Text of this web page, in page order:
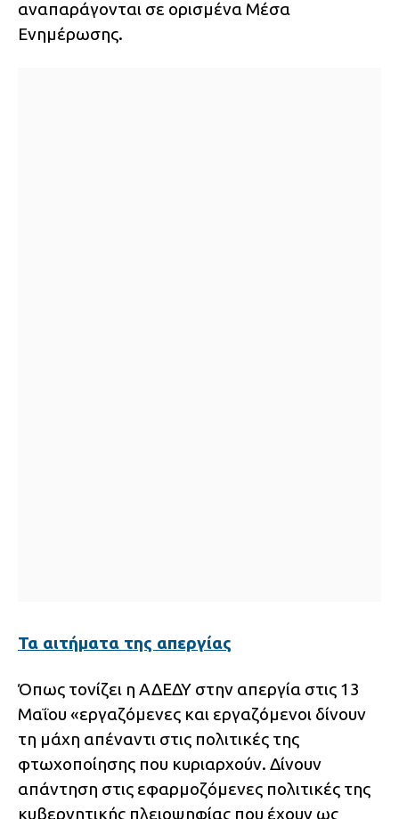
αναπαράγονται σε ορισμένα Μέσα
Ενημέρωσης.
Τα αιτήματα της απεργίας
Όπως τονίζει η ΑΔΕΔΥ στην απεργία στις 13
Μαΐου «εργαζόμενες και εργαζόμενοι δίνουν
τη μάχη απέναντι στις πολιτικές της
φτωχοποίησης που κυριαρχούν. Δίνουν
απάντηση στις εφαρμοζόμενες πολιτικές της
κυβερνητικής πλειοψηφίας που έχουν ως